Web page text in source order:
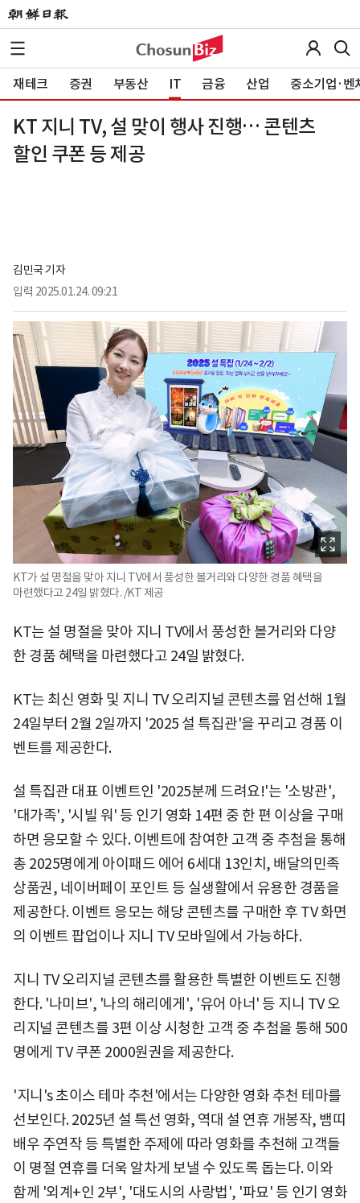
재테크 증권 부동산 IT 금융 산업 중소기업·벤
KT 지니 TV, 설 맞이 행사 진행… 콘텐츠
할인 쿠폰 등 제공
김민국 기자
입력 2025.01.24. 09:21
KT가 설 명절을 맞아 지니 TV에서 풍성한 볼거리와 다양한 경품 혜택을
마련했다고 24일 밝혔다. /KT 제공
KT는 설 명절을 맞아 지니 TV에서 풍성한 볼거리와 다양
한 경품 혜택을 마련했다고 24일 밝혔다.
KT는 최신 영화 및 지니 TV 오리지널 콘텐츠를 엄선해 1월
24일부터 2월 2일까지 '2025 설 특집관'을 꾸리고 경품 이
벤트를 제공한다.
설 특집관 대표 이벤트인 '2025분께 드려요!'는 '소방관',
'대가족', '시빌 워' 등 인기 영화 14편 중 한 편 이상을 구매
하면 응모할 수 있다. 이벤트에 참여한 고객 중 추첨을 통해
총 2025명에게 아이패드 에어 6세대 13인치, 배달의민족
상품권, 네이버페이 포인트 등 실생활에서 유용한 경품을
제공한다. 이벤트 응모는 해당 콘텐츠를 구매한 후 TV 화면
의 이벤트 팝업이나 지니 TV 모바일에서 가능하다.
지니 TV 오리지널 콘텐츠를 활용한 특별한 이벤트도 진행
한다. '나미브', '나의 해리에게', '유어 아너' 등 지니 TV 오
리지널 콘텐츠를 3편 이상 시청한 고객 중 추첨을 통해 500
명에게 TV 쿠폰 2000원권을 제공한다.
'지니's 초이스 테마 추천'에서는 다양한 영화 추천 테마를
선보인다. 2025년 설 특선 영화, 역대 설 연휴 개봉작, 뱀띠
배우 주연작 등 특별한 주제에 따라 영화를 추천해 고객들
이 명절 연휴를 더욱 알차게 보낼 수 있도록 돕는다. 이와
함께 '외계+인 2부', '대도시의 사랑법', '파묘' 등 인기 영화